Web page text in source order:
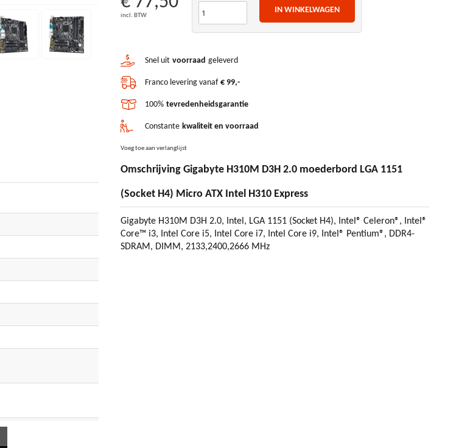
incl. BTW
Snel uit voorraad geleverd
Franco levering vanaf € 99,-
100% tevredenheidsgarantie
Constante kwaliteit en voorraad
Voeg toe aan verlanglijst
Omschrijving Gigabyte H310M D3H 2.0 moederbord LGA 1151
(Socket H4) Micro ATX Intel H310 Express
Gigabyte H310M D3H 2.0, Intel, LGA 1151 (Socket H4), Intel® Celeron®, Intel®
Core™ i3, Intel Core i5, Intel Core i7, Intel Core i9, Intel® Pentium®, DDR4-
SDRAM, DIMM, 2133,2400,2666 MHz